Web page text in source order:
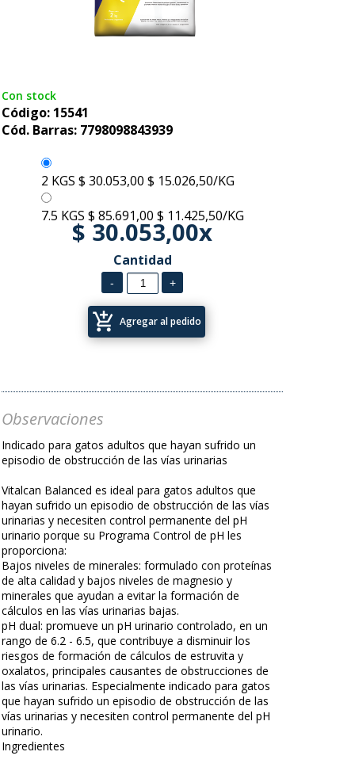
Con stock
Código: 15541
Cód. Barras: 7798098843939
2 KGS $ 30.053,00 $ 15.026,50/KG
7.5 KGS $ 85.691,00 $ 11.425,50/KG
$ 30.053,00x
Cantidad
add_shopping_cart Agregar al pedido
Observaciones
Indicado para gatos adultos que hayan sufrido un
episodio de obstrucción de las vías urinarias
Vitalcan Balanced es ideal para gatos adultos que
hayan sufrido un episodio de obstrucción de las vías
urinarias y necesiten control permanente del pH
urinario porque su Programa Control de pH les
proporciona:
Bajos niveles de minerales: formulado con proteínas
de alta calidad y bajos niveles de magnesio y
minerales que ayudan a evitar la formación de
cálculos en las vías urinarias bajas.
pH dual: promueve un pH urinario controlado, en un
rango de 6.2 - 6.5, que contribuye a disminuir los
riesgos de formación de cálculos de estruvita y
oxalatos, principales causantes de obstrucciones de
las vías urinarias. Especialmente indicado para gatos
que hayan sufrido un episodio de obstrucción de las
vías urinarias y necesiten control permanente del pH
urinario.
Ingredientes